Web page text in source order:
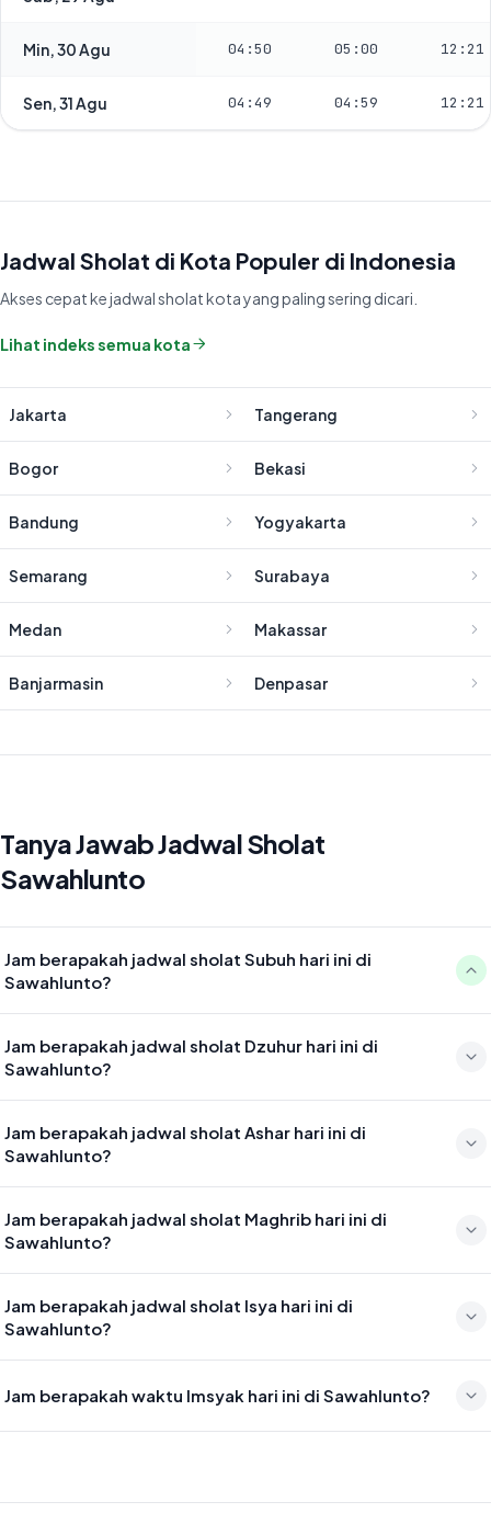
Min, 30 Agu 04:50 05:00 12:21
Sen, 31 Agu 04:49 04:59 12:21
Jadwal Sholat di Kota Populer di Indonesia
Akses cepat ke jadwal sholat kota yang paling sering dicari.
Lihat indeks semua kota
Jakarta Tangerang
Bogor Bekasi
Bandung Yogyakarta
Semarang Surabaya
Medan Makassar
Banjarmasin Denpasar
Tanya Jawab Jadwal Sholat
Sawahlunto
Jam berapakah jadwal sholat Subuh hari ini di
Sawahlunto?
Jam berapakah jadwal sholat Dzuhur hari ini di
Sawahlunto?
Jam berapakah jadwal sholat Ashar hari ini di
Sawahlunto?
Jam berapakah jadwal sholat Maghrib hari ini di
Sawahlunto?
Jam berapakah jadwal sholat Isya hari ini di
Sawahlunto?
Jam berapakah waktu Imsyak hari ini di Sawahlunto?